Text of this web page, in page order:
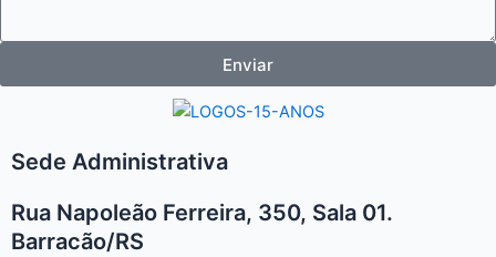
Enviar
Sede Administrativa
Rua Napoleão Ferreira, 350, Sala 01.
Barracão/RS